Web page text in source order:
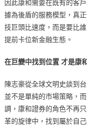
因此康和需要在既有的客
據為後盾的服務模型，真
技巨頭比速度，而是要比
提前卡位新金融生態。
在巨變中找到位置 才是康
陳志豪從全球文明史談到
並不是單純的市場策略，
調，康和證券的角色不再
革的旋律中，找到屬於自己